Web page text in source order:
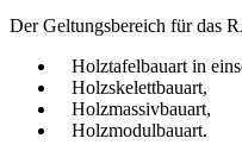
Der Geltungsbereich für das
Holztafelbauart in
Holzskelettbauart,
Holzmassivbauart,
Holzmodulbauart.